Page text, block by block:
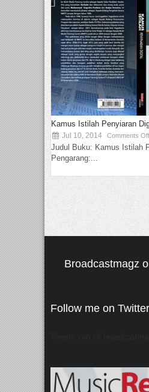
Kamus Istilah Penyiaran
Jul 10, 2014 Comments Off
Judul Buku: Kamus Istilah
Pengarang:...
Broadcastmagz
Follow me on Twitter